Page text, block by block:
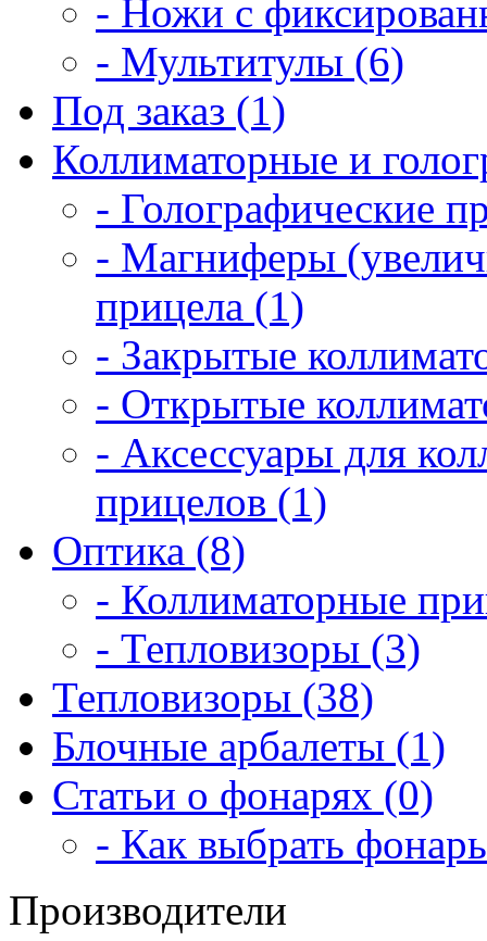
- Ножи с
- Мультитулы (6)
Под заказ (1)
Коллиматорные и
- Голографические
- Магниферы
прицела (1)
- Закрытые
- Открытые
- Аксессуары для
прицелов (1)
Оптика (8)
- Коллиматорные
- Тепловизоры (3)
Тепловизоры (38)
Блочные арбалеты (1)
Статьи о фонарях (0)
- Как выбрать
Производители